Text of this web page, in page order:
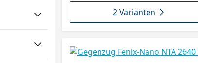
2 Varianten